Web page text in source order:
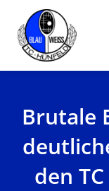
Inhalt
springen
Brutale
den